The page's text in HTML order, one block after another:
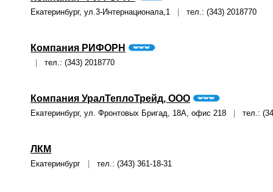
Екатеринбург, ул.3-Интернационала,1 тел.: (343) 2018770
Компания РИФОРН
тел.: (343) 2018770
Компания УралТеплоТрейд, ООО
Екатеринбург, ул. Фронтовых Бригад, 18А, офис 218 тел.:
ЛКМ
Екатеринбург тел.: (343) 361-18-31